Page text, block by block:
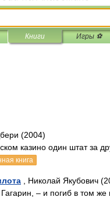
Книги Игры ⚽
(2004)
казино один штат за
книга
, Николай Якубович
– и погиб в том же